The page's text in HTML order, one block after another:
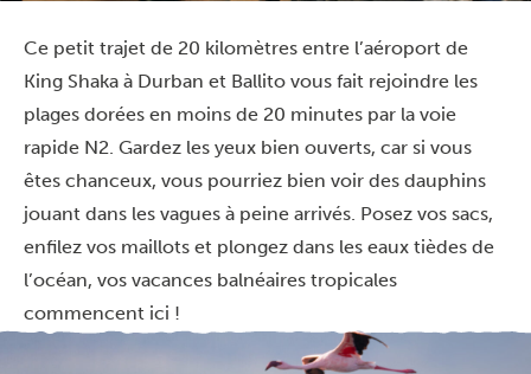
Ce petit trajet de 20 kilomètres entre l’aéroport de
King Shaka à Durban et Ballito vous fait rejoindre les
plages dorées en moins de 20 minutes par la voie
rapide N2. Gardez les yeux bien ouverts, car si vous
êtes chanceux, vous pourriez bien voir des dauphins
jouant dans les vagues à peine arrivés. Posez vos sacs,
enfilez vos maillots et plongez dans les eaux tièdes de
l’océan, vos vacances balnéaires tropicales
commencent ici !